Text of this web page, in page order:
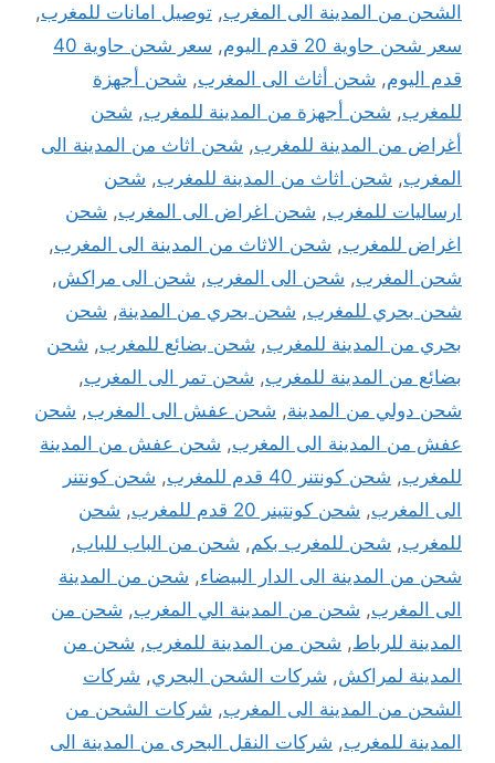
الشحن من المدينة الى المغرب, توصيل امانات للمغرب,
سعر شحن حاوية 20 قدم اليوم
,
سعر شحن حاوية 40
قدم اليوم, شحن أثاث الى المغرب, شحن أجهزة
للمغرب, شحن أجهزة من المدينة للمغرب, شحن
أغراض من المدينة للمغرب, شحن اثاث من المدينة الى
المغرب, شحن اثاث من المدينة للمغرب, شحن
ارساليات للمغرب, شحن اغراض الى المغرب, شحن
اغراض للمغرب, شحن الاثاث من المدينة الى المغرب,
شحن المغرب, شحن الى المغرب, شحن الى مراكش,
شحن بحري للمغرب, شحن بحري من المدينة, شحن
بحري من المدينة للمغرب, شحن بضائع للمغرب, شحن
بضائع من المدينة للمغرب, شحن تمر الى المغرب,
شحن دولي من المدينة, شحن عفش الى المغرب, شحن
عفش من المدينة الى المغرب, شحن عفش من المدينة
للمغرب, شحن كونتنر 40 قدم للمغرب , شحن كونتنر
الى المغرب, شحن كونتينر 20 قدم للمغرب , شحن
للمغرب, شحن للمغرب بكم, شحن من الباب للباب,
شحن من المدينة الى الدار البيضاء, شحن من المدينة
الى المغرب, شحن من المدينة الي المغرب, شحن من
المدينة للرباط, شحن من المدينة للمغرب, شحن من
المدينة لمراكش, شركات الشحن البحري, شركات
الشحن من المدينة الى المغرب, شركات الشحن من
المدينة للمغرب, شركات النقل البحرى من المدينة الى